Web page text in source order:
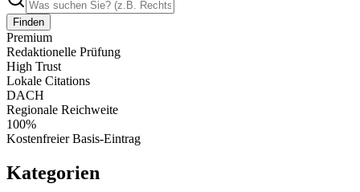
Finden
Premium
Redaktionelle Prüfung
High Trust
Lokale Citations
DACH
Regionale Reichweite
100%
Kostenfreier Basis-Eintrag
Kategorien